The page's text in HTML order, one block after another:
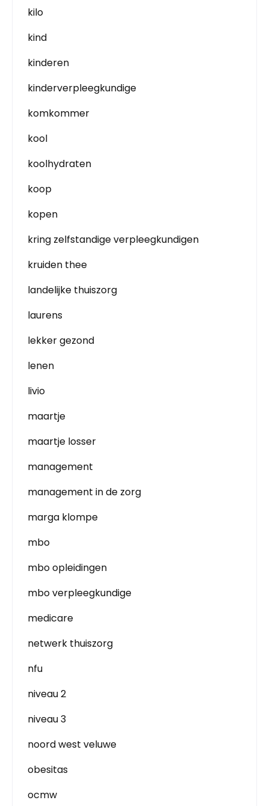
kilo
kind
kinderen
kinderverpleegkundige
komkommer
kool
koolhydraten
koop
kopen
kring zelfstandige verpleegkundigen
kruiden thee
landelijke thuiszorg
laurens
lekker gezond
lenen
livio
maartje
maartje losser
management
management in de zorg
marga klompe
mbo
mbo opleidingen
mbo verpleegkundige
medicare
netwerk thuiszorg
nfu
niveau 2
niveau 3
noord west veluwe
obesitas
ocmw